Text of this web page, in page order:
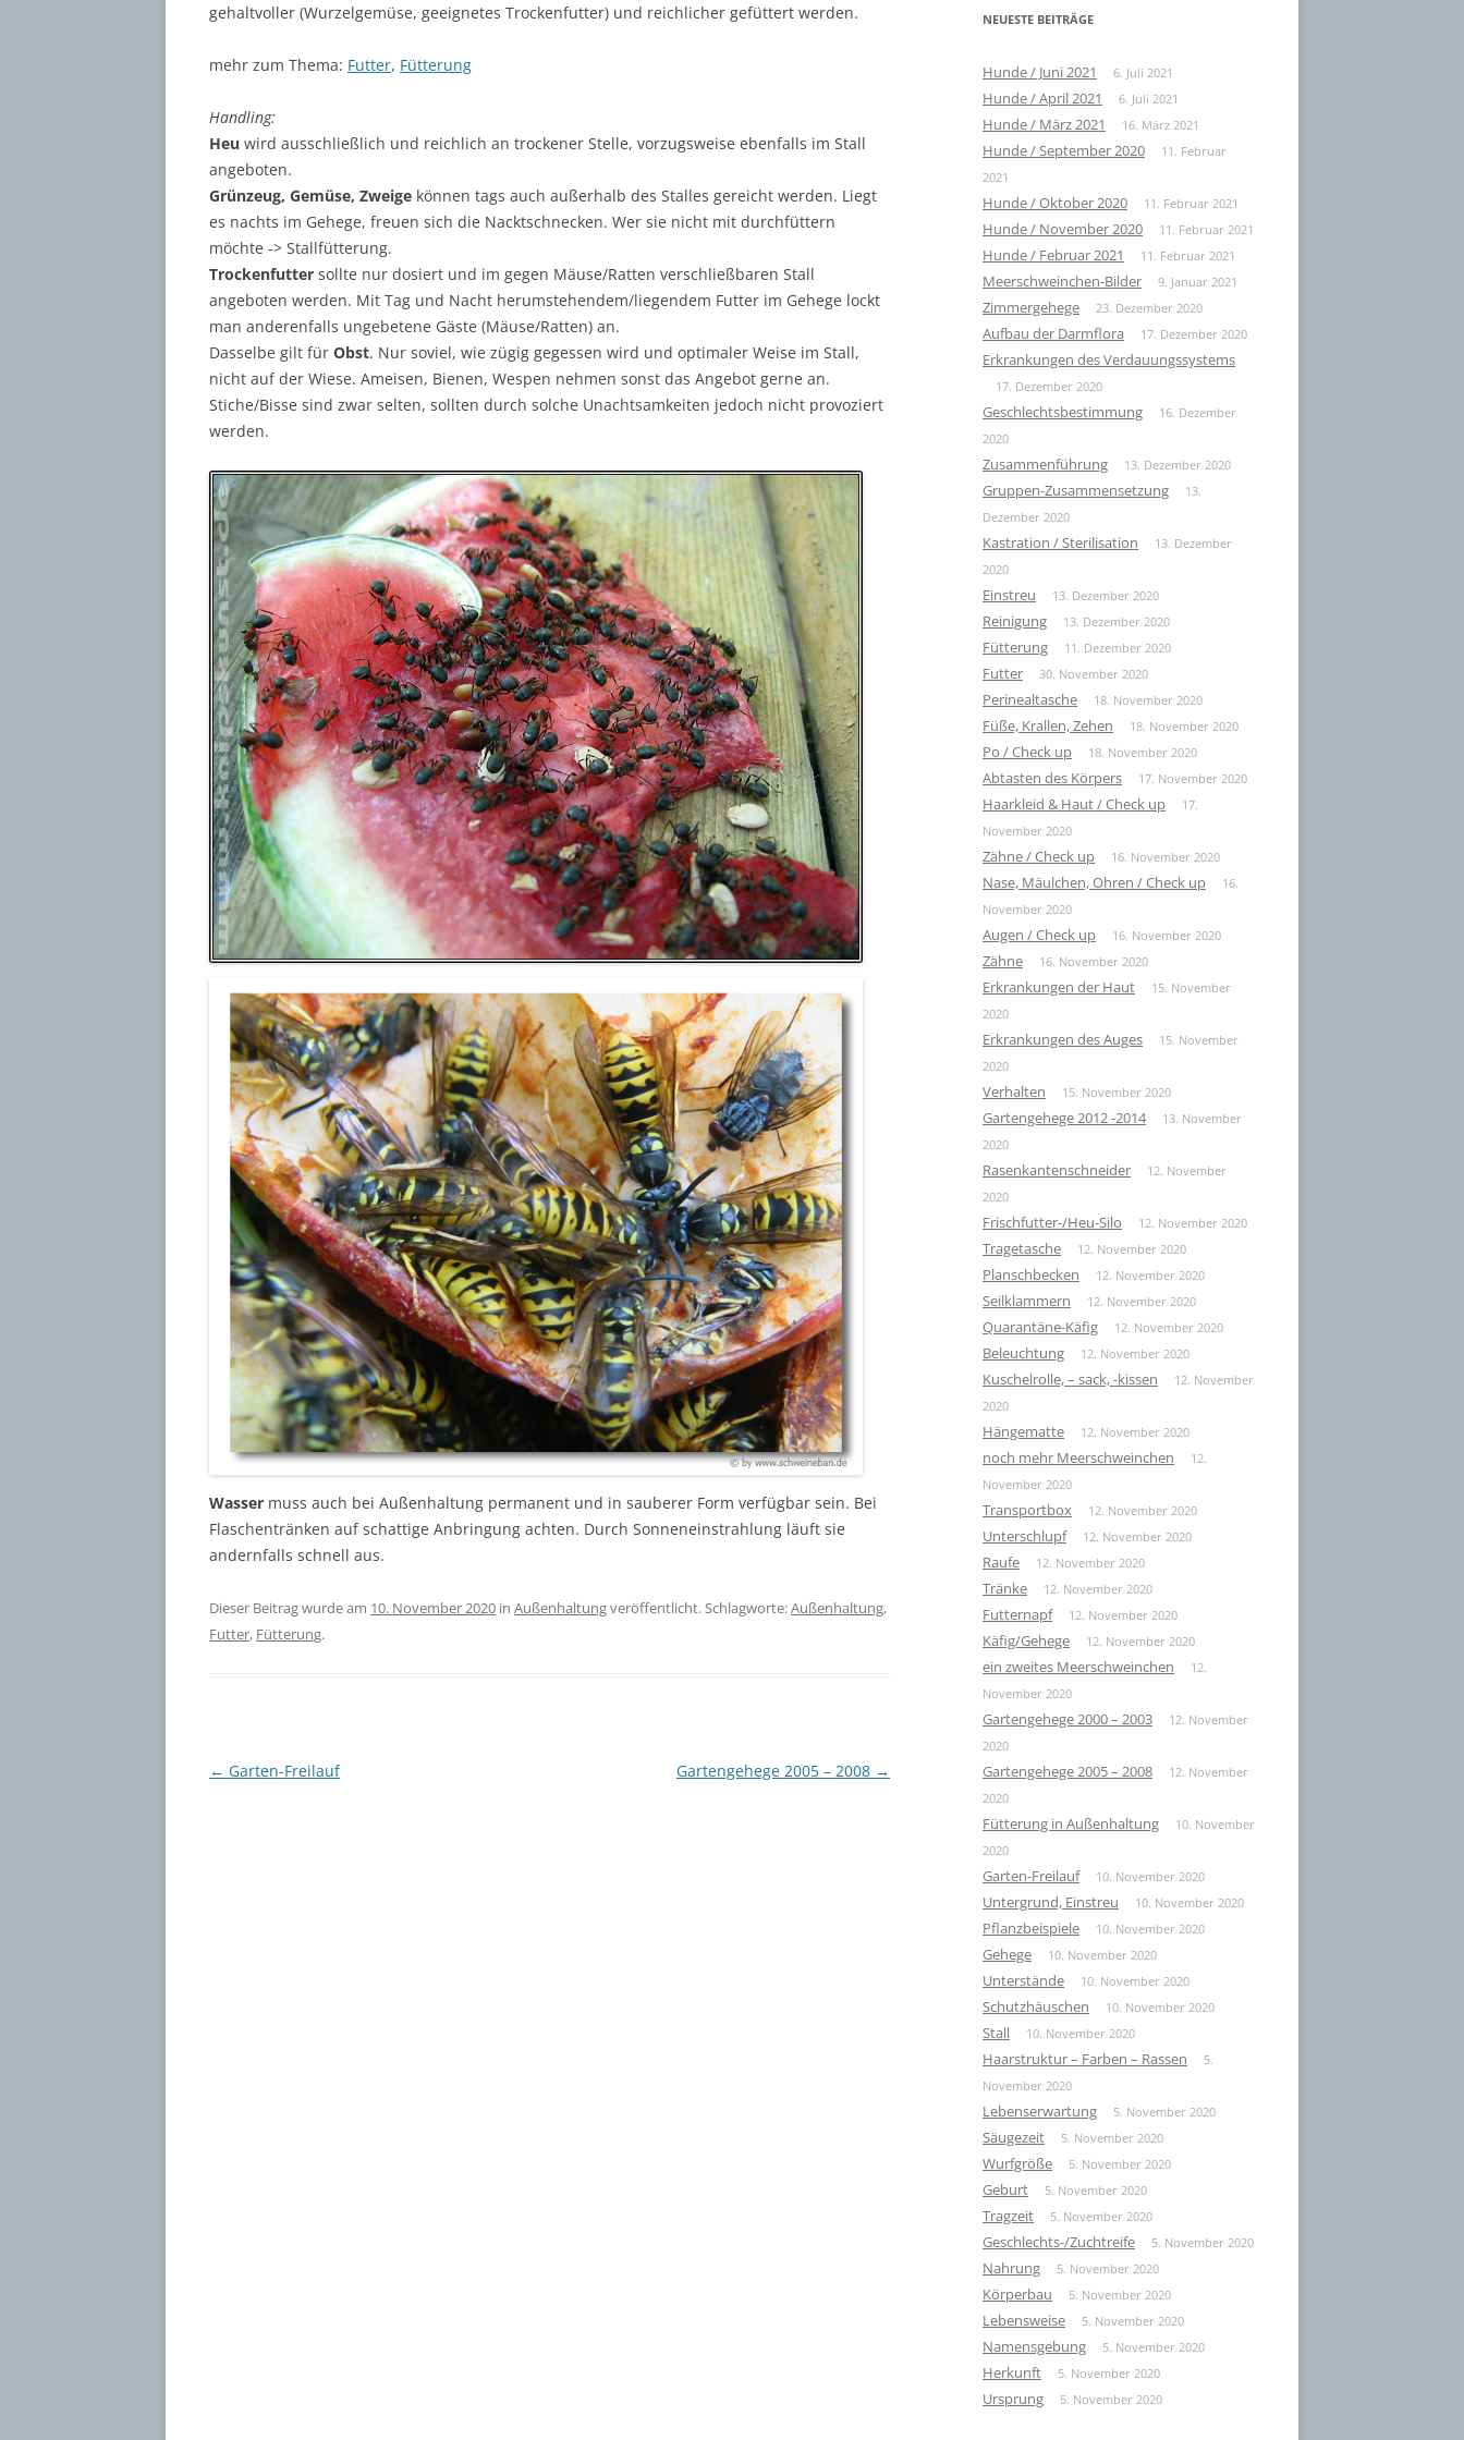
GESCHLECHTS-/ZUCHTREIFE
GEBURT
SÄUGEZEIT
LEBENSERWARTUNG
HAARSTRUKTUR – FARBEN –
RASSEN
gehaltvoller (Wurzelgemüse, geeignetes Trockenfutter) und reichlicher gefüttert werden.
mehr zum Thema: Futter, Fütterung
Handling:
Heu wird ausschließlich und reichlich an trockener Stelle, vorzugsweise ebenfalls im Stall
angeboten.
Grünzeug, Gemüse, Zweige können tags auch außerhalb des Stalles gereicht werden. Liegt
es nachts im Gehege, freuen sich die Nacktschnecken. Wer sie nicht mit durchfüttern
möchte -> Stallfütterung.
Trockenfutter sollte nur dosiert und im gegen Mäuse/Ratten verschließbaren Stall
angeboten werden. Mit Tag und Nacht herumstehendem/liegendem Futter im Gehege lockt
man anderenfalls ungebetene Gäste (Mäuse/Ratten) an.
Dasselbe gilt für Obst. Nur soviel, wie zügig gegessen wird und optimaler Weise im Stall,
nicht auf der Wiese. Ameisen, Bienen, Wespen nehmen sonst das Angebot gerne an.
Stiche/Bisse sind zwar selten, sollten durch solche Unachtsamkeiten jedoch nicht provoziert
werden.
Wasser muss auch bei Außenhaltung permanent und in sauberer Form verfügbar sein. Bei
Flaschentränken auf schattige Anbringung achten. Durch Sonneneinstrahlung läuft sie
andernfalls schnell aus.
Dieser Beitrag wurde am 10. November 2020 in Außenhaltungveröffentlicht. Schlagworte:Außenhaltung,
Futter, Fütterung.
Beitragsnavigation
← Garten-Freilauf Gartengehege 2005 – 2008 →
NEUESTE BEITRÄGE
Hunde / Juni 2021 6. Juli 2021
Hunde / April 2021 6. Juli 2021
Hunde / März 2021 16. März 2021
Hunde / September 2020
11. Februar
2021
Hunde / Oktober 2020 11. Februar 2021
Hunde / November 2020 11. Februar 2021
Hunde / Februar 2021 11. Februar 2021
Meerschweinchen-Bilder 9. Januar 2021
Zimmergehege 23. Dezember 2020
Aufbau der Darmflora 17. Dezember 2020
Erkrankungen des Verdauungssystems
17. Dezember 2020
Geschlechtsbestimmung
16. Dezember
2020
Zusammenführung 13. Dezember 2020
Gruppen-Zusammensetzung
13.
Dezember 2020
Kastration / Sterilisation
13. Dezember
2020
Einstreu 13. Dezember 2020
Reinigung 13. Dezember 2020
Fütterung 11. Dezember 2020
Futter 30. November 2020
Perinealtasche 18. November 2020
Füße, Krallen, Zehen 18. November 2020
Po / Check up 18. November 2020
Abtasten des Körpers 17. November 2020
Haarkleid & Haut / Check up
17.
November 2020
Zähne / Check up 16. November 2020
Nase, Mäulchen, Ohren / Check up
16.
November 2020
Augen / Check up 16. November 2020
Zähne 16. November 2020
Erkrankungen der Haut
15. November
2020
Erkrankungen des Auges
15. November
2020
Verhalten 15. November 2020
Gartengehege 2012 -2014
13. November
2020
Rasenkantenschneider
12. November
2020
Frischfutter-/Heu-Silo 12. November 2020
Tragetasche 12. November 2020
Planschbecken 12. November 2020
Seilklammern 12. November 2020
Quarantäne-Käfig 12. November 2020
Beleuchtung 12. November 2020
Kuschelrolle, – sack, -kissen
12. November
2020
Hängematte 12. November 2020
noch mehr Meerschweinchen
12.
November 2020
Transportbox 12. November 2020
Unterschlupf 12. November 2020
Raufe 12. November 2020
Tränke 12. November 2020
Futternapf 12. November 2020
Käfig/Gehege 12. November 2020
ein zweites Meerschweinchen
12.
November 2020
Gartengehege 2000 – 2003
12. November
2020
Gartengehege 2005 – 2008
12. November
2020
Fütterung in Außenhaltung
10. November
2020
Garten-Freilauf 10. November 2020
Untergrund, Einstreu 10. November 2020
Pflanzbeispiele 10. November 2020
Gehege 10. November 2020
Unterstände 10. November 2020
Schutzhäuschen 10. November 2020
Stall 10. November 2020
Haarstruktur – Farben – Rassen
5.
November 2020
Lebenserwartung 5. November 2020
Säugezeit 5. November 2020
Wurfgröße 5. November 2020
Geburt 5. November 2020
Tragzeit 5. November 2020
Geschlechts-/Zuchtreife 5. November 2020
Nahrung 5. November 2020
Körperbau 5. November 2020
Lebensweise 5. November 2020
Namensgebung 5. November 2020
Herkunft 5. November 2020
Ursprung 5. November 2020